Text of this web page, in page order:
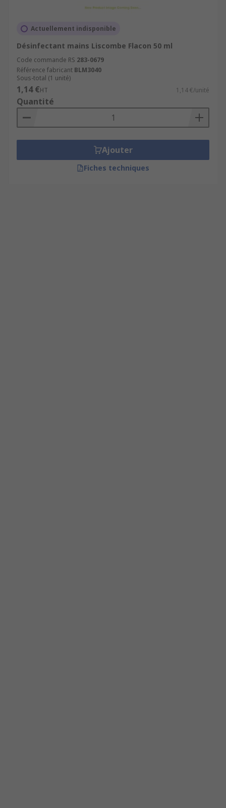
Actuellement indisponible
Désinfectant mains Liscombe Flacon 50 ml
Code commande RS 283-0679
Référence fabricant BLM3040
Sous-total (1 unité)
1,14 €HT 1,14 €/unité
Quantité
Ajouter
Fiches techniques